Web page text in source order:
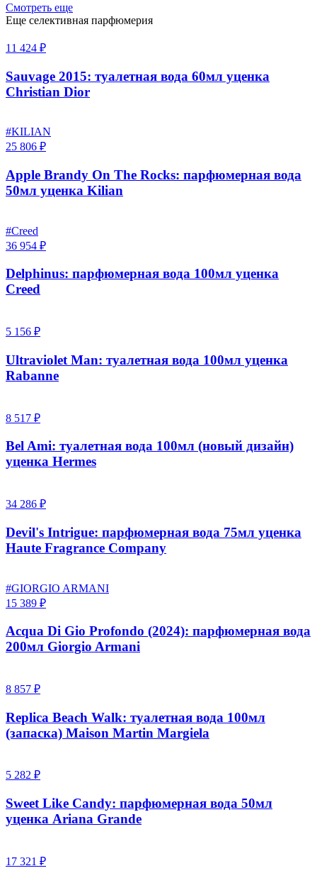
Смотреть еще
Еще селективная парфюмерия
11 424 ₽
Sauvage 2015: туалетная вода 60мл уценка
Christian Dior
#KILIAN
25 806 ₽
Apple Brandy On The Rocks: парфюмерная вода
50мл уценка Kilian
#Creed
36 954 ₽
Delphinus: парфюмерная вода 100мл уценка
Creed
5 156 ₽
Ultraviolet Man: туалетная вода 100мл уценка
Rabanne
8 517 ₽
Bel Ami: туалетная вода 100мл (новый дизайн)
уценка Hermes
34 286 ₽
Devil's Intrigue: парфюмерная вода 75мл уценка
Haute Fragrance Company
#GIORGIO ARMANI
15 389 ₽
Acqua Di Gio Profondo (2024): парфюмерная вода
200мл Giorgio Armani
8 857 ₽
Replica Beach Walk: туалетная вода 100мл
(запаска) Maison Martin Margiela
5 282 ₽
Sweet Like Candy: парфюмерная вода 50мл
уценка Ariana Grande
17 321 ₽